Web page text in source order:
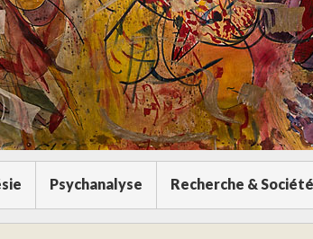
Psychanalyse Recherche & Société